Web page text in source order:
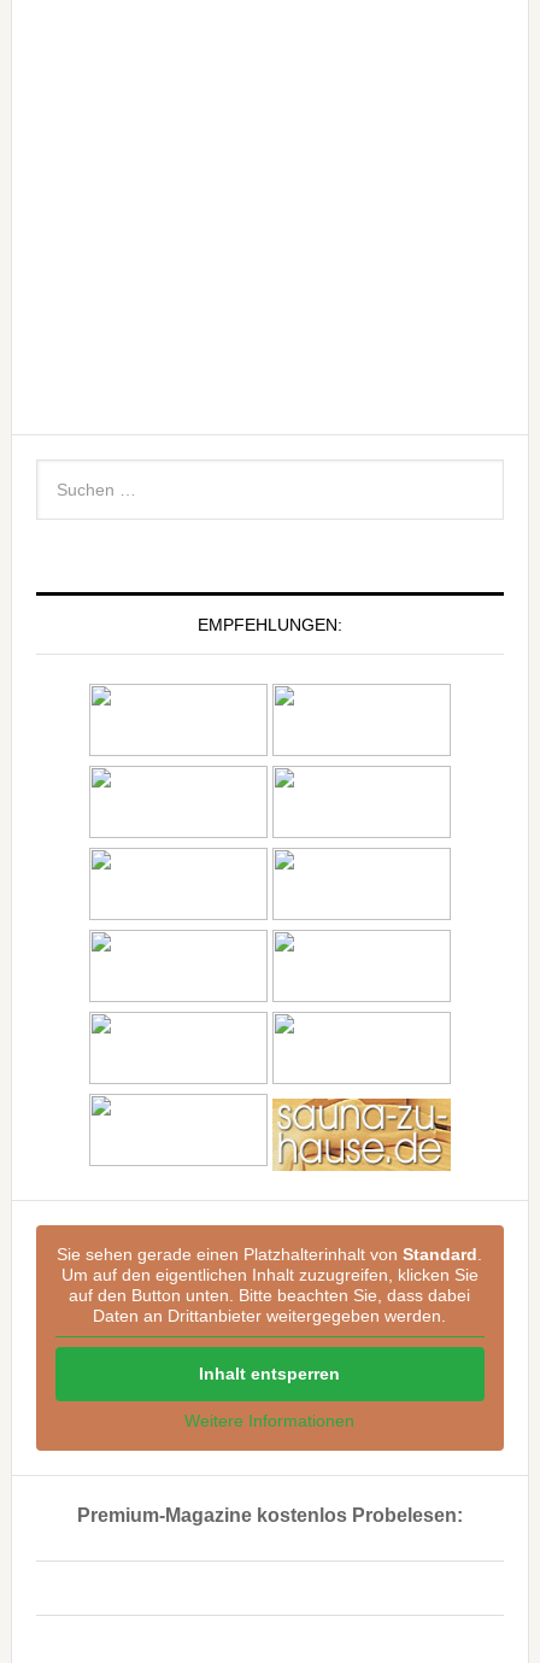
EMPFEHLUNGEN:
Sie sehen gerade einen Platzhalterinhalt vonStandard
Um auf den eigentlichen Inhalt zuzugreifen, klicken Sie
auf den Button unten. Bitte beachten Sie, dass dabei
Daten an Drittanbieter weitergegeben werden.
Inhalt entsperren
Weitere Informationen
Premium-Magazine kostenlos Probelesen: